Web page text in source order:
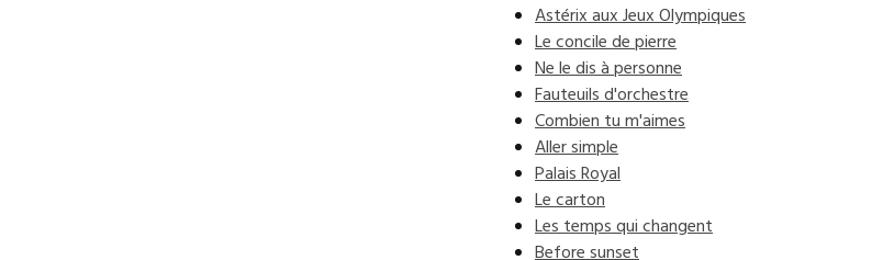
Astérix aux Jeux Olympiques
Le concile de pierre
Ne le dis à personne
Fauteuils d'orchestre
Combien tu m'aimes
Aller simple
Palais Royal
Le carton
Les temps qui changent
Before sunset